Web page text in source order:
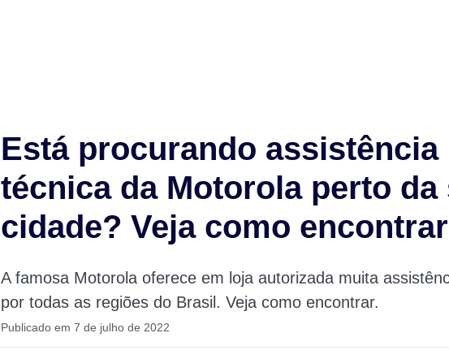
Está procurando assistência
técnica da Motorola perto da
cidade? Veja como encontrar
A famosa Motorola oferece em loja autorizada muita
por todas as regiões do Brasil. Veja como encontrar.
Publicado em 7 de julho de 2022